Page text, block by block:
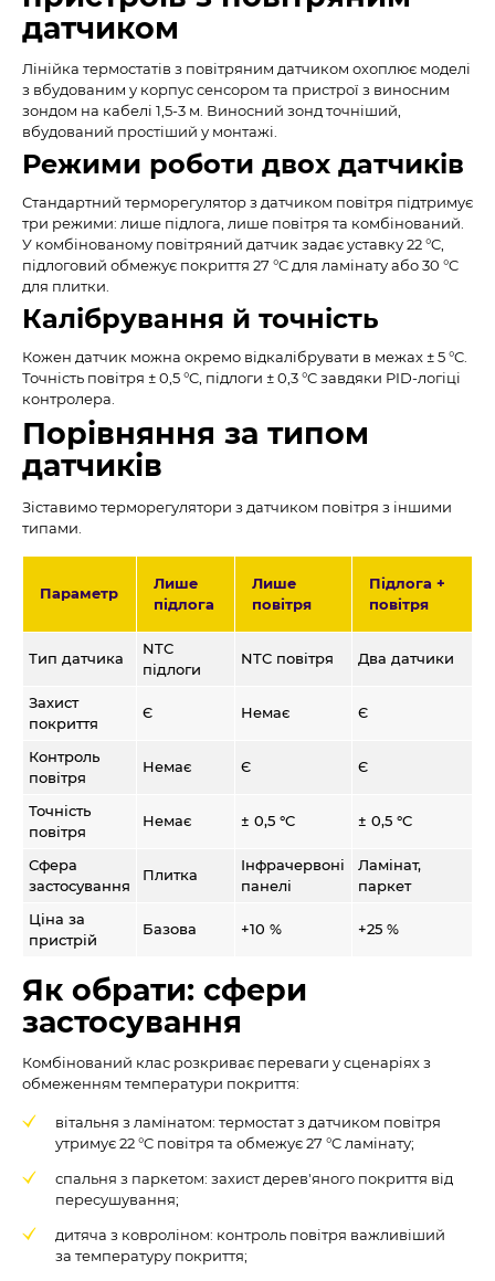
датчиком
Лінійка термостатів з повітряним датчиком охоплює моделі
з вбудованим у корпус сенсором та пристрої з виносним
зондом на кабелі 1,5-3 м. Виносний зонд точніший,
вбудований простіший у монтажі.
Режими роботи двох датчиків
Стандартний терморегулятор з датчиком повітря підтримує
три режими: лише підлога, лише повітря та комбінований.
У комбінованому повітряний датчик задає уставку 22 °C,
підлоговий обмежує покриття 27 °C для ламінату або 30 °C
для плитки.
Калібрування й точність
Кожен датчик можна окремо відкалібрувати в межах ± 5 °C.
Точність повітря ± 0,5 °C, підлоги ± 0,3 °C завдяки PID-логіці
контролера.
Порівняння за типом
датчиків
Зіставимо терморегулятори з датчиком повітря з іншими
типами.
Параметр
Лише
підлога
Лише
повітря
Підлога +
повітря
Тип датчика
NTC
підлоги
NTC повітря Два датчики
Захист
покриття
Є Немає Є
Контроль
повітря
Немає Є Є
Точність
повітря
Немає ± 0,5 °C ± 0,5 °C
Сфера
застосування
Плитка
Інфрачервоні
панелі
Ламінат,
паркет
Ціна за
пристрій
Базова +10 % +25 %
Як обрати: сфери
застосування
Комбінований клас розкриває переваги у сценаріях з
обмеженням температури покриття:
вітальня з ламінатом: термостат з датчиком повітря
утримує 22 °C повітря та обмежує 27 °C ламінату;
спальня з паркетом: захист дерев'яного покриття від
пересушування;
дитяча з ковроліном: контроль повітря важливіший
за температуру покриття;